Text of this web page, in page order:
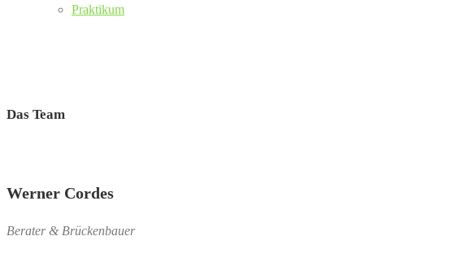
Praktikum
Das Team
Werner Cordes
Berater & Brückenbauer